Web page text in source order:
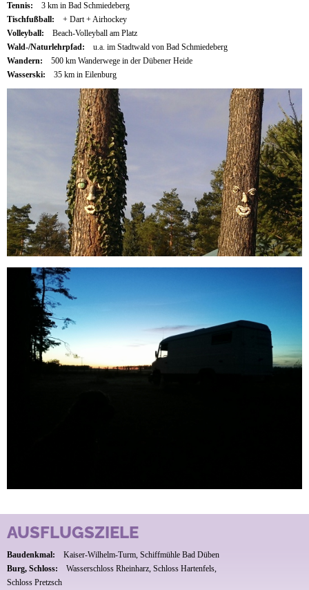
Tennis:
3 km in Bad Schmiedeberg
Tischfußball:
+ Dart + Airhockey
Volleyball:
Beach-Volleyball am Platz
Wald-/Naturlehrpfad:
u.a. im Stadtwald von Bad Schmiedeberg
Wandern:
500 km Wanderwege in der Dübener Heide
Wasserski:
35 km in Eilenburg
AUSFLUGSZIELE
Baudenkmal:
Kaiser-Wilhelm-Turm, Schiffmühle Bad Düben
Burg, Schloss:
Wasserschloss Rheinharz, Schloss Hartenfels,
Schloss Pretzsch